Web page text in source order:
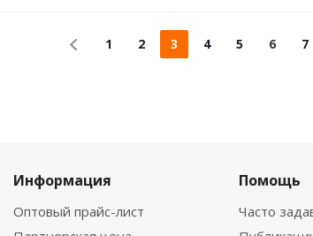
1 2 3 4 5 6 7
Информация
Оптовый прайс-лист
Помощь
Часто